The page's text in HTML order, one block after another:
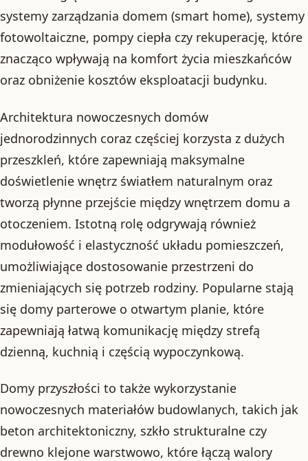
systemy zarządzania domem (smart home), systemy
fotowoltaiczne, pompy ciepła czy rekuperację, które
znacząco wpływają na komfort życia mieszkańców
oraz obniżenie kosztów eksploatacji budynku.
Architektura nowoczesnych domów
jednorodzinnych coraz częściej korzysta z dużych
przeszkleń, które zapewniają maksymalne
doświetlenie wnętrz światłem naturalnym oraz
tworzą płynne przejście między wnętrzem domu a
otoczeniem. Istotną rolę odgrywają również
modułowość i elastyczność układu pomieszczeń,
umożliwiające dostosowanie przestrzeni do
zmieniających się potrzeb rodziny. Popularne stają
się domy parterowe o otwartym planie, które
zapewniają łatwą komunikację między strefą
dzienną, kuchnią i częścią wypoczynkową.
Domy przyszłości to także wykorzystanie
nowoczesnych materiałów budowlanych, takich jak
beton architektoniczny, szkło strukturalne czy
drewno klejone warstwowo, które łączą walory